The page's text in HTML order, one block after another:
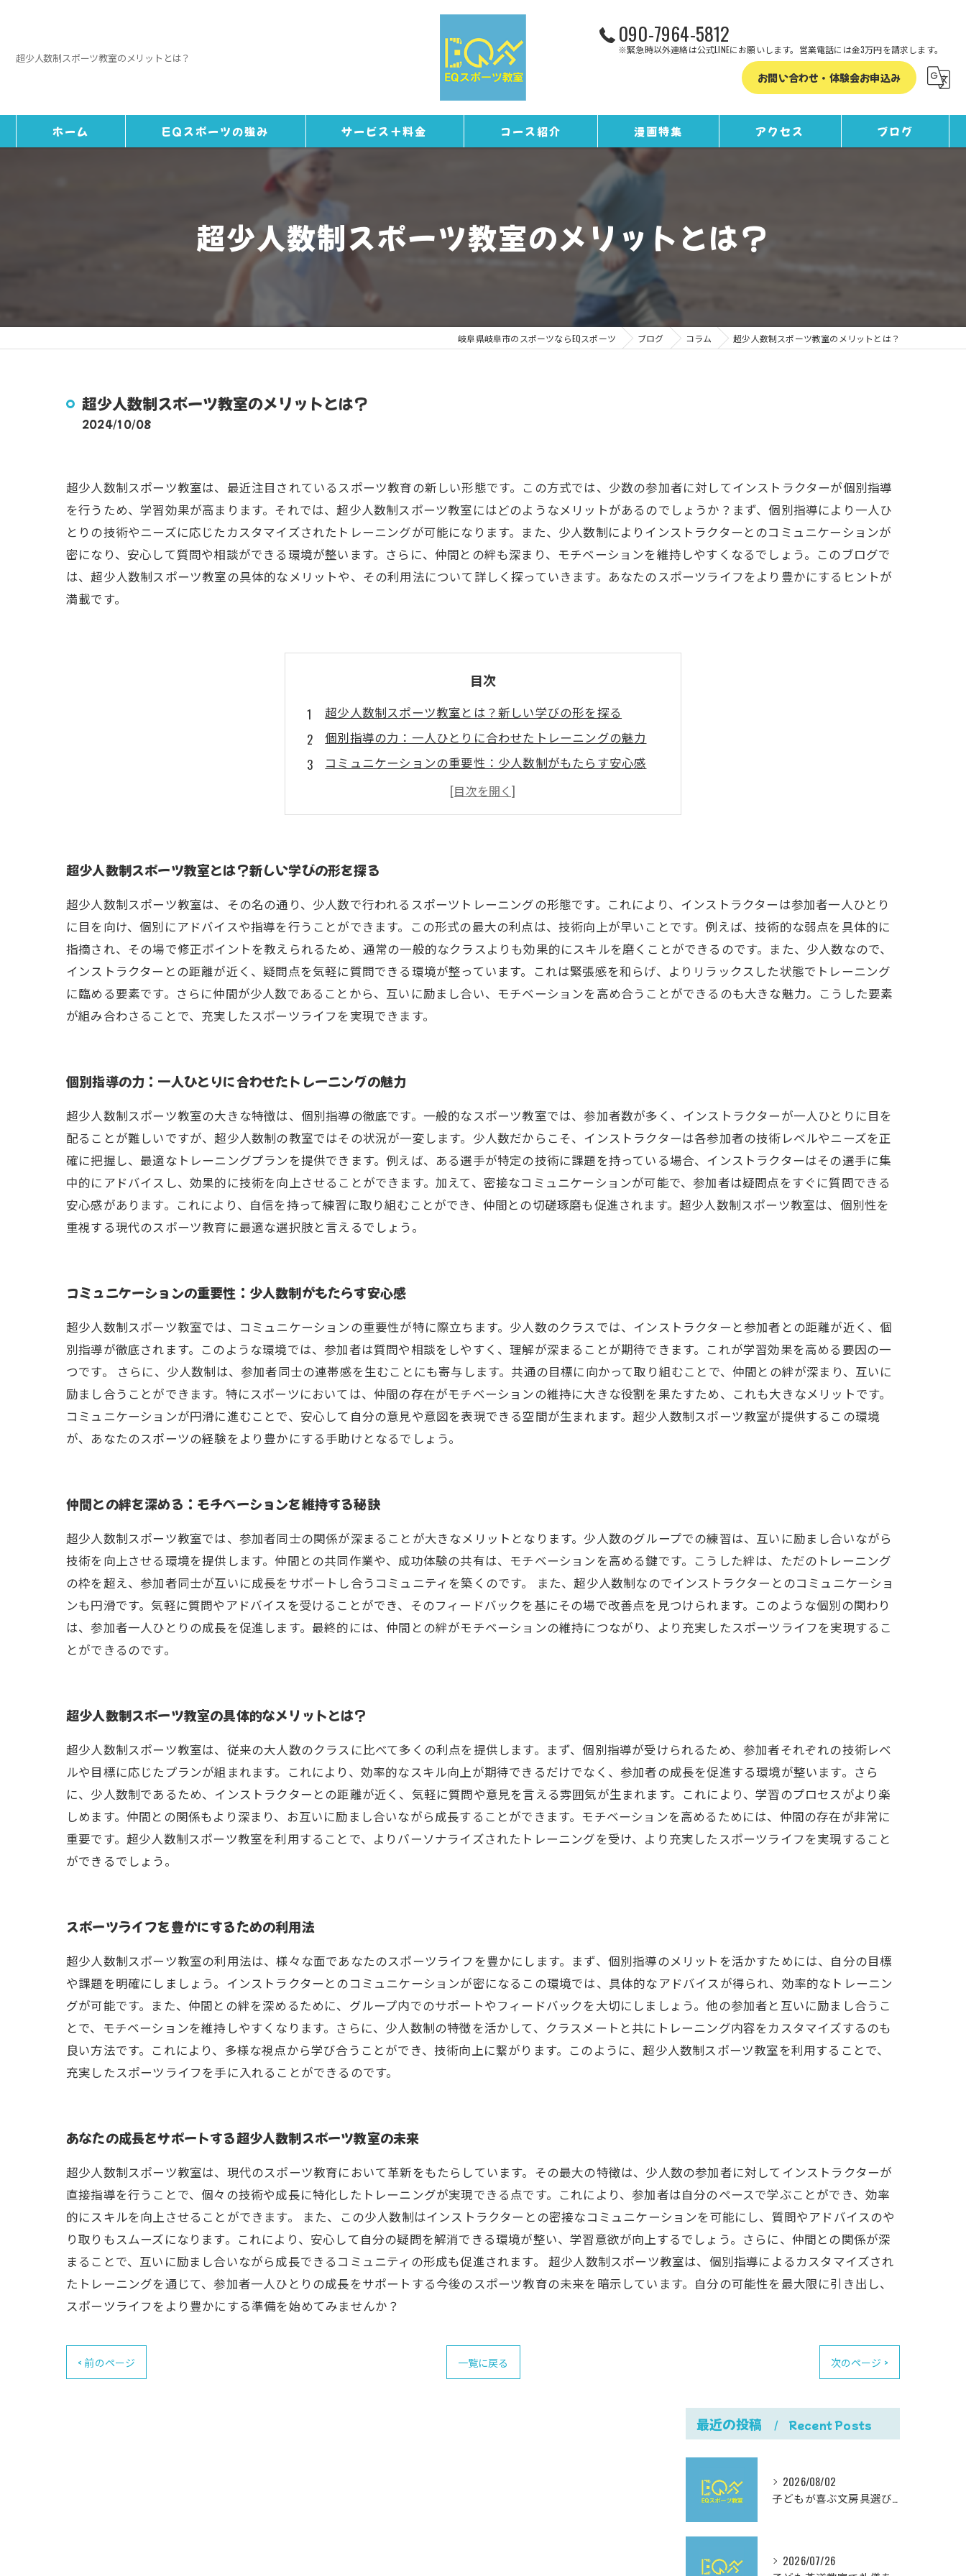
超少人数制スポーツ教室のメリットとは？
090-7964-5812
※緊急時以外連絡は公式LINEにお願いします。営業電話には金3万円を請求します。
お問い合わせ・体験会お申込み
ホーム EQスポーツの強み サービス＋料金
スタッフ紹介
コース紹介 漫画特集 アクセス ブログ
超少人数制スポーツ教室のメリットとは？
岐阜県岐阜市のスポーツならEQスポーツ ブログ コラム 超少人数制スポーツ教室のメリットとは？
超少人数制スポーツ教室のメリットとは？
2024/10/08
超少人数制スポーツ教室は、最近注目されているスポーツ教育の新しい形態です。この方式では、少数の参加者に対してインストラクターが個別指導
を行うため、学習効果が高まります。それでは、超少人数制スポーツ教室にはどのようなメリットがあるのでしょうか？まず、個別指導により一人ひ
とりの技術やニーズに応じたカスタマイズされたトレーニングが可能になります。また、少人数制によりインストラクターとのコミュニケーションが
密になり、安心して質問や相談ができる環境が整います。さらに、仲間との絆も深まり、モチベーションを維持しやすくなるでしょう。このブログで
は、超少人数制スポーツ教室の具体的なメリットや、その利用法について詳しく探っていきます。あなたのスポーツライフをより豊かにするヒントが
満載です。
目次
超少人数制スポーツ教室とは？新しい学びの形を探る
個別指導の力：一人ひとりに合わせたトレーニングの魅力
コミュニケーションの重要性：少人数制がもたらす安心感
仲間との絆を深める：モチベーションを維持する秘訣
超少人数制スポーツ教室の具体的なメリットとは？
あなたの成長をサポートする超少人数制スポーツ教室の未来
超少人数制スポーツ教室とは？新しい学びの形を探る
超少人数制スポーツ教室は、その名の通り、少人数で行われるスポーツトレーニングの形態です。これにより、インストラクターは参加者一人ひとり
に目を向け、個別にアドバイスや指導を行うことができます。この形式の最大の利点は、技術向上が早いことです。例えば、技術的な弱点を具体的に
指摘され、その場で修正ポイントを教えられるため、通常の一般的なクラスよりも効果的にスキルを磨くことができるのです。また、少人数なので、
インストラクターとの距離が近く、疑問点を気軽に質問できる環境が整っています。これは緊張感を和らげ、よりリラックスした状態でトレーニング
に臨める要素です。さらに仲間が少人数であることから、互いに励まし合い、モチベーションを高め合うことができるのも大きな魅力。こうした要素
が組み合わさることで、充実したスポーツライフを実現できます。
個別指導の力：一人ひとりに合わせたトレーニングの魅力
超少人数制スポーツ教室の大きな特徴は、個別指導の徹底です。一般的なスポーツ教室では、参加者数が多く、インストラクターが一人ひとりに目を
配ることが難しいですが、超少人数制の教室ではその状況が一変します。少人数だからこそ、インストラクターは各参加者の技術レベルやニーズを正
確に把握し、最適なトレーニングプランを提供できます。例えば、ある選手が特定の技術に課題を持っている場合、インストラクターはその選手に集
中的にアドバイスし、効果的に技術を向上させることができます。加えて、密接なコミュニケーションが可能で、参加者は疑問点をすぐに質問できる
安心感があります。これにより、自信を持って練習に取り組むことができ、仲間との切磋琢磨も促進されます。超少人数制スポーツ教室は、個別性を
重視する現代のスポーツ教育に最適な選択肢と言えるでしょう。
コミュニケーションの重要性：少人数制がもたらす安心感
超少人数制スポーツ教室では、コミュニケーションの重要性が特に際立ちます。少人数のクラスでは、インストラクターと参加者との距離が近く、個
別指導が徹底されます。このような環境では、参加者は質問や相談をしやすく、理解が深まることが期待できます。これが学習効果を高める要因の一
つです。 さらに、少人数制は、参加者同士の連帯感を生むことにも寄与します。共通の目標に向かって取り組むことで、仲間との絆が深まり、互いに
励まし合うことができます。特にスポーツにおいては、仲間の存在がモチベーションの維持に大きな役割を果たすため、これも大きなメリットです。
コミュニケーションが円滑に進むことで、安心して自分の意見や意図を表現できる空間が生まれます。超少人数制スポーツ教室が提供するこの環境
が、あなたのスポーツの経験をより豊かにする手助けとなるでしょう。
仲間との絆を深める：モチベーションを維持する秘訣
超少人数制スポーツ教室では、参加者同士の関係が深まることが大きなメリットとなります。少人数のグループでの練習は、互いに励まし合いながら
技術を向上させる環境を提供します。仲間との共同作業や、成功体験の共有は、モチベーションを高める鍵です。こうした絆は、ただのトレーニング
の枠を超え、参加者同士が互いに成長をサポートし合うコミュニティを築くのです。 また、超少人数制なのでインストラクターとのコミュニケーショ
ンも円滑です。気軽に質問やアドバイスを受けることができ、そのフィードバックを基にその場で改善点を見つけられます。このような個別の関わり
は、参加者一人ひとりの成長を促進します。最終的には、仲間との絆がモチベーションの維持につながり、より充実したスポーツライフを実現するこ
とができるのです。
超少人数制スポーツ教室の具体的なメリットとは？
超少人数制スポーツ教室は、従来の大人数のクラスに比べて多くの利点を提供します。まず、個別指導が受けられるため、参加者それぞれの技術レベ
ルや目標に応じたプランが組まれます。これにより、効率的なスキル向上が期待できるだけでなく、参加者の成長を促進する環境が整います。さら
に、少人数制であるため、インストラクターとの距離が近く、気軽に質問や意見を言える雰囲気が生まれます。これにより、学習のプロセスがより楽
しめます。仲間との関係もより深まり、お互いに励まし合いながら成長することができます。モチベーションを高めるためには、仲間の存在が非常に
重要です。超少人数制スポーツ教室を利用することで、よりパーソナライズされたトレーニングを受け、より充実したスポーツライフを実現すること
ができるでしょう。
スポーツライフを豊かにするための利用法
超少人数制スポーツ教室の利用法は、様々な面であなたのスポーツライフを豊かにします。まず、個別指導のメリットを活かすためには、自分の目標
や課題を明確にしましょう。インストラクターとのコミュニケーションが密になるこの環境では、具体的なアドバイスが得られ、効率的なトレーニン
グが可能です。また、仲間との絆を深めるために、グループ内でのサポートやフィードバックを大切にしましょう。他の参加者と互いに励まし合うこ
とで、モチベーションを維持しやすくなります。さらに、少人数制の特徴を活かして、クラスメートと共にトレーニング内容をカスタマイズするのも
良い方法です。これにより、多様な視点から学び合うことができ、技術向上に繋がります。このように、超少人数制スポーツ教室を利用することで、
充実したスポーツライフを手に入れることができるのです。
あなたの成長をサポートする超少人数制スポーツ教室の未来
超少人数制スポーツ教室は、現代のスポーツ教育において革新をもたらしています。その最大の特徴は、少人数の参加者に対してインストラクターが
直接指導を行うことで、個々の技術や成長に特化したトレーニングが実現できる点です。これにより、参加者は自分のペースで学ぶことができ、効率
的にスキルを向上させることができます。 また、この少人数制はインストラクターとの密接なコミュニケーションを可能にし、質問やアドバイスのや
り取りもスムーズになります。これにより、安心して自分の疑問を解消できる環境が整い、学習意欲が向上するでしょう。さらに、仲間との関係が深
まることで、互いに励まし合いながら成長できるコミュニティの形成も促進されます。 超少人数制スポーツ教室は、個別指導によるカスタマイズされ
たトレーニングを通じて、参加者一人ひとりの成長をサポートする今後のスポーツ教育の未来を暗示しています。自分の可能性を最大限に引き出し、
スポーツライフをより豊かにする準備を始めてみませんか？
< 前のページ 一覧に戻る 次のページ >
最近の投稿 Recent Posts
2026/08/02
子どもが喜ぶ文房具選びと使いやすさにこだわった最新おすすめガイド
2026/07/26